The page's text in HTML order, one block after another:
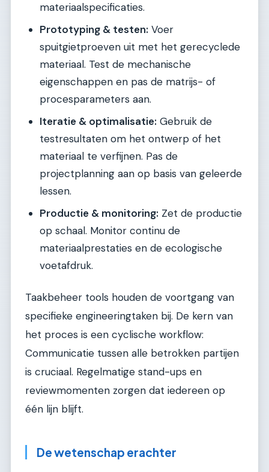
materiaalspecificaties.
Prototyping & testen: Voer
spuitgietproeven uit met het gerecyclede
materiaal. Test de mechanische
eigenschappen en pas de matrijs- of
procesparameters aan.
Iteratie & optimalisatie: Gebruik de
testresultaten om het ontwerp of het
materiaal te verfijnen. Pas de
projectplanning aan op basis van geleerde
lessen.
Productie & monitoring: Zet de productie
op schaal. Monitor continu de
materiaalprestaties en de ecologische
voetafdruk.
Taakbeheer tools houden de voortgang van
specifieke engineeringtaken bij. De kern van
het proces is een cyclische workflow:
Communicatie tussen alle betrokken partijen
is cruciaal. Regelmatige stand-ups en
reviewmomenten zorgen dat iedereen op
één lijn blijft.
De wetenschap erachter